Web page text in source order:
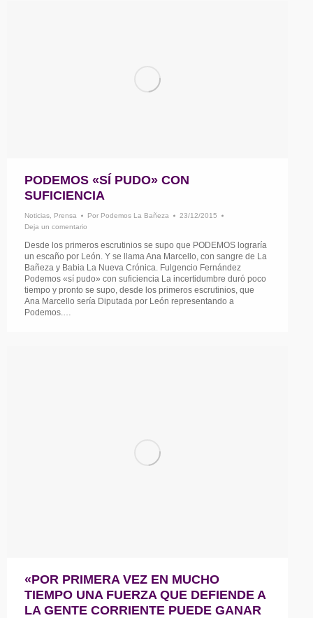
PODEMOS «SÍ PUDO» CON
SUFICIENCIA
Noticias Prensa Por Podemos La Bañeza
23/12/2015
Deja un comentario
Desde los primeros escrutinios se supo que PODEMOS lograría
un escaño por León. Y se llama Ana Marcello, con sangre de La
Bañeza y Babia La Nueva Crónica. Fulgencio Fernández
Podemos «sí pudo» con suficiencia La incertidumbre duró poco
tiempo y pronto se supo, desde los primeros escrutinios, que
Ana Marcello sería Diputada por León representando a
Podemos.…
«POR PRIMERA VEZ EN MUCHO
TIEMPO UNA FUERZA QUE DEFIENDE A
LA GENTE CORRIENTE PUEDE GANAR